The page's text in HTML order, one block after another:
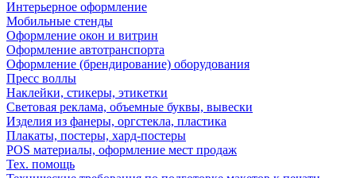
Интерьерное оформление
Мобильные стенды
Оформление окон и витрин
Оформление автотранспорта
Оформление (брендирование) оборудования
Пресс воллы
Наклейки, стикеры, этикетки
Световая реклама, объемные буквы, вывески
Изделия из фанеры, оргстекла, пластика
Плакаты, постеры, хард-постеры
POS материалы, оформление мест продаж
Тех. помощь